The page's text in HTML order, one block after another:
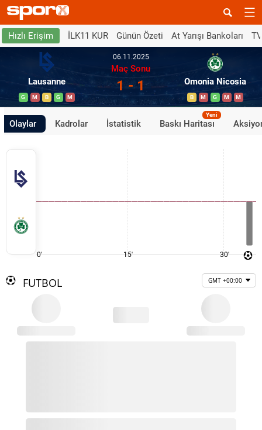
Hızlı Erişim İLK11 KUR Günün Özeti At Yarışı Bankoları
Lausanne
G M B G M
06.11.2025
Maç Sonu
1 - 1 Omonia Nicosia
B M G M M
Olaylar Kadrolar İstatistik Baskı Haritası
Yeni
0' 15' 30'
FUTBOL GMT +00:00